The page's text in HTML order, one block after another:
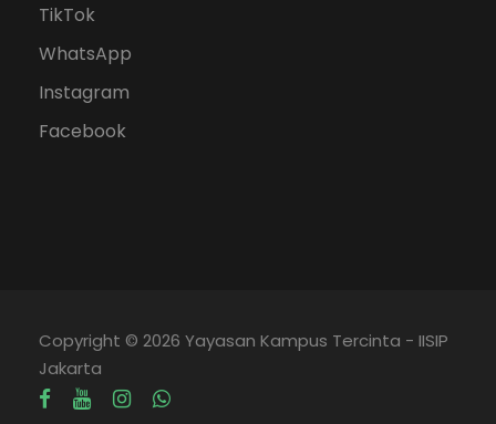
TikTok
WhatsApp
Instagram
Facebook
Copyright © 2026 Yayasan Kampus Tercinta - IISIP
Jakarta